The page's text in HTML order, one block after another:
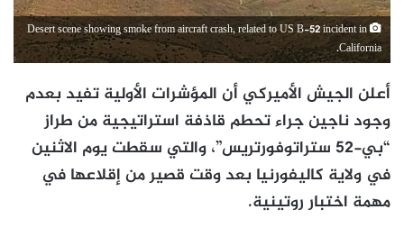
Desert scene showing smoke from aircraft crash, related to US B-52 incident in
California.
أعلن الجيش الأميركي أن المؤشرات الأولية تفيد بعدم
وجود ناجين جراء تحطم قاذفة استراتيجية من طراز
“بي-52 ستراتوفورتريس”، والتي سقطت يوم الاثنين
في ولاية كاليفورنيا بعد وقت قصير من إقلاعها في
مهمة اختبار روتينية.